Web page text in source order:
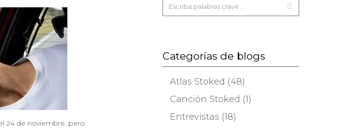
24 de noviembre, pero
Categorías de blogs
Atlas Stoked (48)
Canción Stoked (1)
Entrevistas (18)